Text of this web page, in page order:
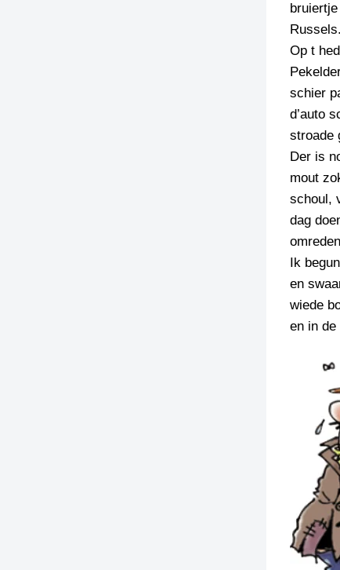
STRIPS
TIEDSCHRIFT
KREUZE
VERHOALEN
Russels.
Op t
schier
d’auto
stroade
Der is
mout
schoul,
dag
Ik
en
wiede
en in de